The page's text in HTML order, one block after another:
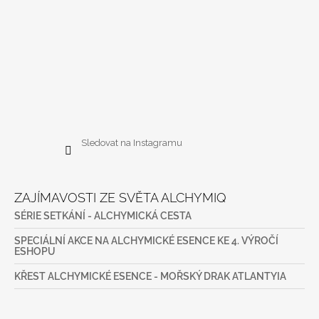
Sledovat na Instagramu
ZAJÍMAVOSTI ZE SVĚTA ALCHYMIQ
SÉRIE SETKÁNÍ - ALCHYMICKÁ CESTA
SPECIÁLNÍ AKCE NA ALCHYMICKÉ ESENCE KE 4. VÝROČÍ
ESHOPU
KŘEST ALCHYMICKÉ ESENCE - MOŘSKÝ DRAK ATLANTYIA